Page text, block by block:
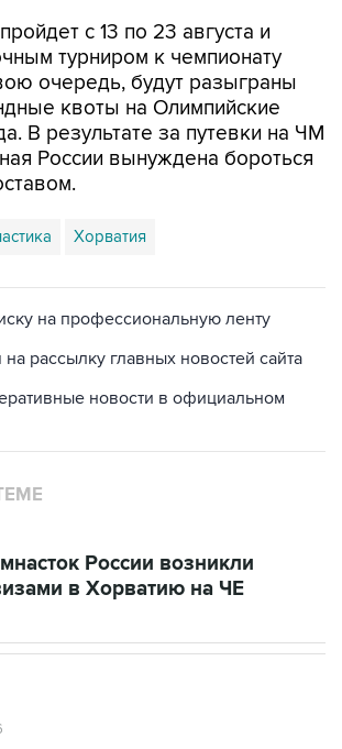
с 13 по 23 августа и
турниром к чемпионату
очередь, будут разыграны
квоты на Олимпийские
В результате за путевки на ЧМ
России вынуждена бороться
Хорватия
на профессиональную ленту
на рассылку главных новостей сайта
новости в официальном
России возникли
в Хорватию на ЧЕ